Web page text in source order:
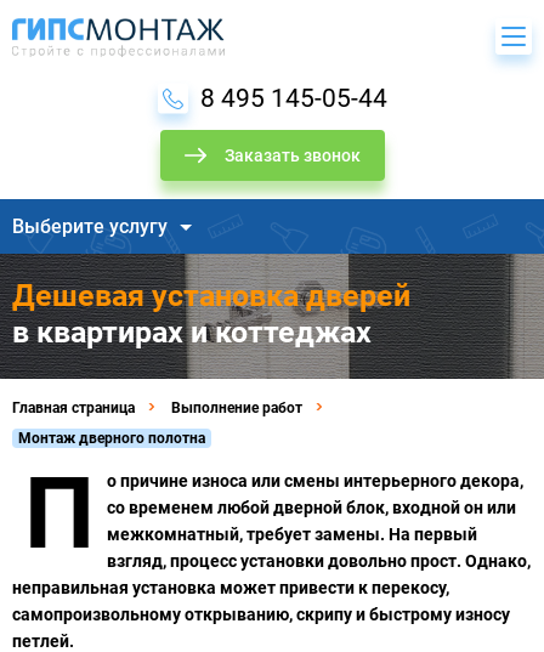
8 495 145-05-44
Заказать звонок
Выберите услугу
Дешевая установка дверей
в квартирах и коттеджах
Главная страница
Выполнение работ
Монтаж дверного полотна
П
о причине износа или смены интерьерного декора,
со временем любой дверной блок, входной он или
межкомнатный, требует замены. На первый
взгляд, процесс установки довольно прост. Однако,
неправильная установка может привести к перекосу,
самопроизвольному открыванию, скрипу и быстрому износу
петлей.